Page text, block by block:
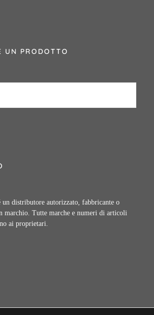
UN PRODOTTO
distributore autorizzato, fabbricante o
marchio. Tutte marche e numeri di articoli
ai proprietari.